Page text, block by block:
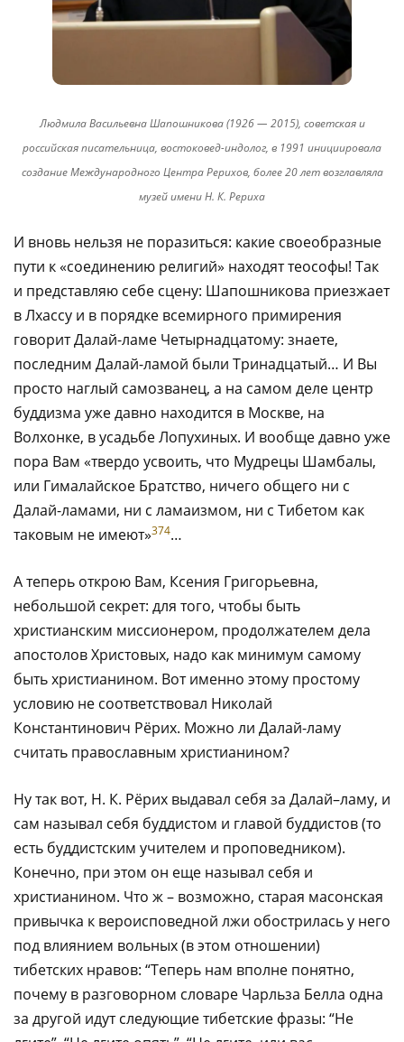
Людмила Васильевна Шапошникова (1926 — 2015), советская и
российская писательница, востоковед-индолог, в 1991 инициировала
создание Международного Центра Рерихов, более 20 лет возглавляла
музей имени Н. К. Рериха
И вновь нельзя не поразиться: какие своеобразные
пути к «соединению религий» находят теософы! Так
и представляю себе сцену: Шапошникова приезжает
в Лхассу и в порядке всемирного примирения
говорит Далай-ламе Четырнадцатому: знаете,
последним Далай-ламой были Тринадцатый… И Вы
просто наглый самозванец, а на самом деле центр
буддизма уже давно находится в Москве, на
Волхонке, в усадьбе Лопухиных. И вообще давно уже
пора Вам «твердо усвоить, что Мудрецы Шамбалы,
или Гималайское Братство, ничего общего ни с
Далай-ламами, ни с ламаизмом, ни с Тибетом как
таковым не имеют»374…
А теперь открою Вам, Ксения Григорьевна,
небольшой секрет: для того, чтобы быть
христианским миссионером, продолжателем дела
апостолов Христовых, надо как минимум самому
быть христианином. Вот именно этому простому
условию не соответствовал Николай
Константинович Рёрих. Можно ли Далай-ламу
считать православным христианином?
Ну так вот, Н. К. Рёрих выдавал себя за Далай–ламу, и
сам называл себя буддистом и главой буддистов (то
есть буддистским учителем и проповедником).
Конечно, при этом он еще называл себя и
христианином. Что ж – возможно, старая масонская
привычка к вероисповедной лжи обострилась у него
под влиянием вольных (в этом отношении)
тибетских нравов: “Теперь нам вполне понятно,
почему в разговорном словаре Чарльза Белла одна
за другой идут следующие тибетские фразы: “Не